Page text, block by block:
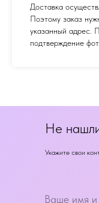
Доставка
Поэтому заказ
указанный адрес.
подтверждение
Не
Укажите свои